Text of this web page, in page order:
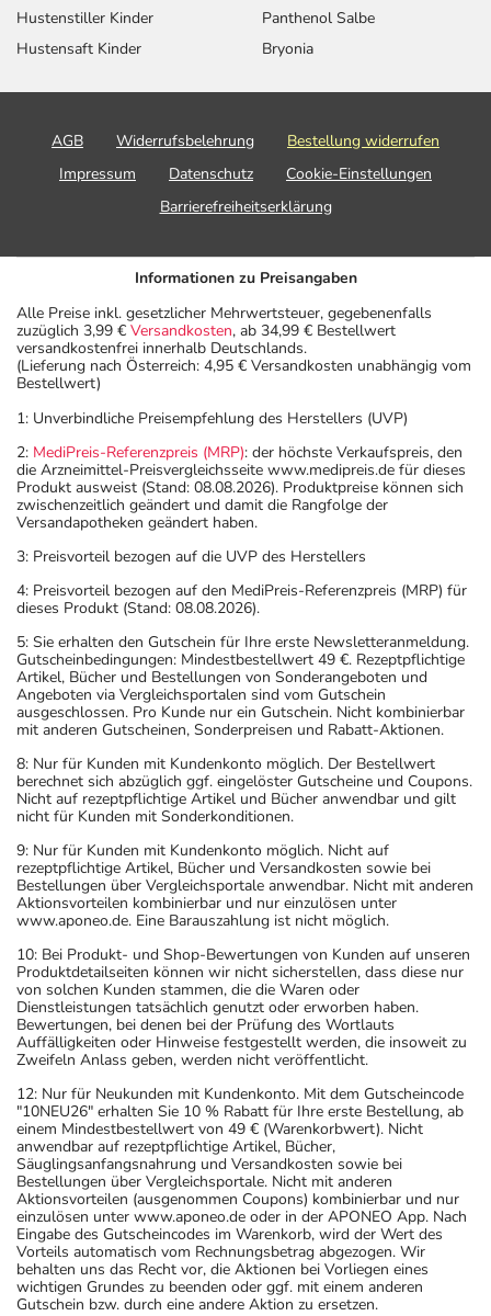
Hustenstiller Kinder
Hustensaft Kinder
Panthenol Salbe
Bryonia
AGB Widerrufsbelehrung
Bestellung widerrufen
Impressum
Datenschutz
Cookie-Einstellungen
Barrierefreiheitserklärung
Informationen zu Preisangaben
Alle Preise inkl. gesetzlicher Mehrwertsteuer, gegebenenfalls
zuzüglich 3,99 € Versandkosten, ab 34,99 € Bestellwert
versandkostenfrei innerhalb Deutschlands.
(Lieferung nach Österreich: 4,95 € Versandkosten unabhängig vom
Bestellwert)
1: Unverbindliche Preisempfehlung des Herstellers (UVP)
2: MediPreis-Referenzpreis (MRP): der höchste Verkaufspreis, den
die Arzneimittel-Preisvergleichsseite www.medipreis.de für dieses
Produkt ausweist (Stand: 08.08.2026). Produktpreise können sich
zwischenzeitlich geändert und damit die Rangfolge der
Versandapotheken geändert haben.
3: Preisvorteil bezogen auf die UVP des Herstellers
4: Preisvorteil bezogen auf den MediPreis-Referenzpreis (MRP) für
dieses Produkt (Stand: 08.08.2026).
5: Sie erhalten den Gutschein für Ihre erste Newsletteranmeldung.
Gutscheinbedingungen: Mindestbestellwert 49 €. Rezeptpflichtige
Artikel, Bücher und Bestellungen von Sonderangeboten und
Angeboten via Vergleichsportalen sind vom Gutschein
ausgeschlossen. Pro Kunde nur ein Gutschein. Nicht kombinierbar
mit anderen Gutscheinen, Sonderpreisen und Rabatt-Aktionen.
8: Nur für Kunden mit Kundenkonto möglich. Der Bestellwert
berechnet sich abzüglich ggf. eingelöster Gutscheine und Coupons.
Nicht auf rezeptpflichtige Artikel und Bücher anwendbar und gilt
nicht für Kunden mit Sonderkonditionen.
9: Nur für Kunden mit Kundenkonto möglich. Nicht auf
rezeptpflichtige Artikel, Bücher und Versandkosten sowie bei
Bestellungen über Vergleichsportale anwendbar. Nicht mit anderen
Aktionsvorteilen kombinierbar und nur einzulösen unter
www.aponeo.de. Eine Barauszahlung ist nicht möglich.
10: Bei Produkt- und Shop-Bewertungen von Kunden auf unseren
Produktdetailseiten können wir nicht sicherstellen, dass diese nur
von solchen Kunden stammen, die die Waren oder
Dienstleistungen tatsächlich genutzt oder erworben haben.
Bewertungen, bei denen bei der Prüfung des Wortlauts
Auffälligkeiten oder Hinweise festgestellt werden, die insoweit zu
Zweifeln Anlass geben, werden nicht veröffentlicht.
12: Nur für Neukunden mit Kundenkonto. Mit dem Gutscheincode
"10NEU26" erhalten Sie 10 % Rabatt für Ihre erste Bestellung, ab
einem Mindestbestellwert von 49 € (Warenkorbwert). Nicht
anwendbar auf rezeptpflichtige Artikel, Bücher,
Säuglingsanfangsnahrung und Versandkosten sowie bei
Bestellungen über Vergleichsportale. Nicht mit anderen
Aktionsvorteilen (ausgenommen Coupons) kombinierbar und nur
einzulösen unter www.aponeo.de oder in der APONEO App. Nach
Eingabe des Gutscheincodes im Warenkorb, wird der Wert des
Vorteils automatisch vom Rechnungsbetrag abgezogen. Wir
behalten uns das Recht vor, die Aktionen bei Vorliegen eines
wichtigen Grundes zu beenden oder ggf. mit einem anderen
Gutschein bzw. durch eine andere Aktion zu ersetzen.